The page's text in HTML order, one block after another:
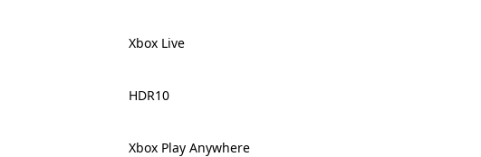
Xbox Live
HDR10
Xbox Play Anywhere